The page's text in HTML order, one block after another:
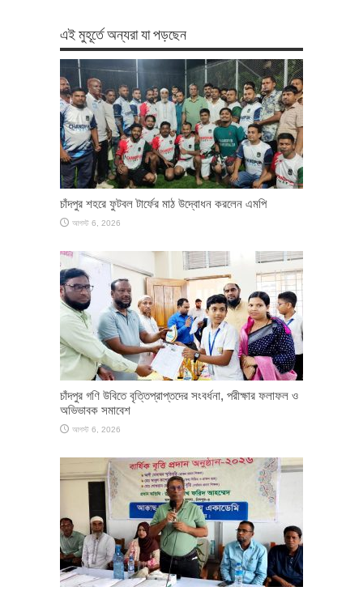
এই মুহূর্তে অন্যরা যা পড়ছেন
চাঁদপুর শহরে ফুটবল টার্ফের মাঠ উদ্বোধন করলেন এমপি
আগস্ট 6, 2026
চাঁদপুর গণি উবিতে বৃত্তিপ্রাপ্তদের সংবর্ধনা, পরীক্ষার ফলাফল ও
অভিভাবক সমাবেশ
আগস্ট 6, 2026